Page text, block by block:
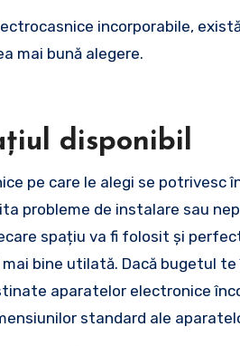
mai bună alegere.
disponibil
pe care le alegi se potrivesc
probleme de instalare sau
spațiu va fi folosit și
bine utilată. Dacă bugetul
aparatelor electronice
standard ale